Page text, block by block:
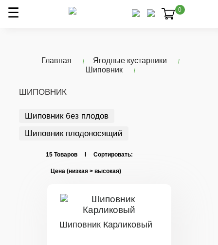
0
Главная
Ягодные кустарники
Шиповник
ШИПОВНИК
Шиповник без плодов
Шиповник плодоносящий
15 Товаров I Сортировать:
Шиповник Карликовый